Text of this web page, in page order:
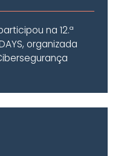
na 12.ª
organizada